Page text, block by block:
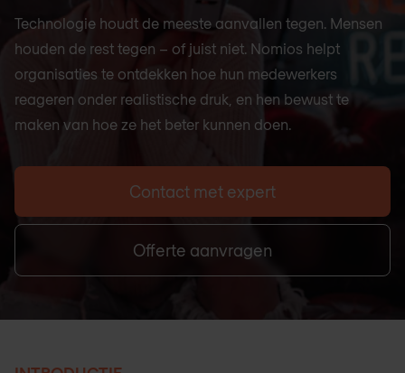
Technologie houdt de meeste aanvallen tegen. Mensen
houden de rest tegen – of juist niet. Nomios helpt
organisaties te ontdekken hoe hun medewerkers
reageren onder realistische druk, en hen bewust te
maken van hoe ze het beter kunnen doen.
Contact met expert
Offerte aanvragen